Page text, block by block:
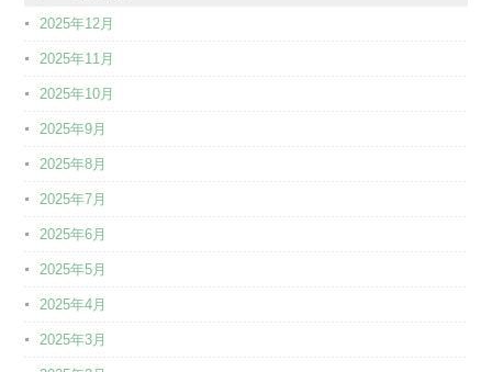
2025年12月
2025年11月
2025年10月
2025年9月
2025年8月
2025年7月
2025年6月
2025年5月
2025年4月
2025年3月